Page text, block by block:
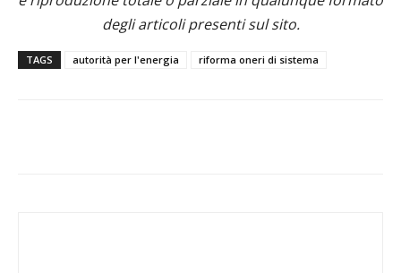
degli articoli presenti sul sito.
TAGS autorità per l'energia riforma oneri di sistema